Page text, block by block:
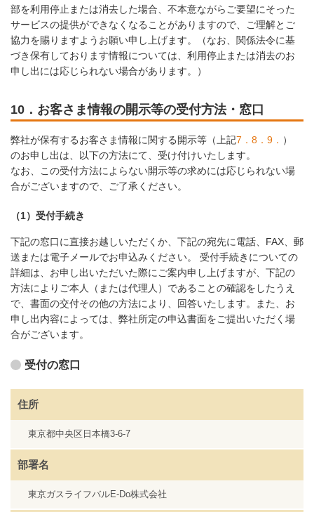
部を利用停止または消去した場合、不本意ながらご要望にそった
サービスの提供ができなくなることがありますので、ご理解とご
協力を賜りますようお願い申し上げます。（なお、関係法令に基
づき保有しております情報については、利用停止または消去のお
申し出には応じられない場合があります。）
10．お客さま情報の開示等の受付方法・窓口
弊社が保有するお客さま情報に関する開示等（上記7． 8． 9． ）
のお申し出は、以下の方法にて、受け付けいたします。
なお、この受付方法によらない開示等の求めには応じられない場
合がございますので、ご了承ください。
（1）受付手続き
下記の窓口に直接お越しいただくか、下記の宛先に電話、FAX、郵
送または電子メールでお申込みください。 受付手続きについての
詳細は、お申し出いただいた際にご案内申し上げますが、下記の
方法によりご本人（または代理人）であることの確認をしたうえ
で、書面の交付その他の方法により、回答いたします。また、お
申し出内容によっては、弊社所定の申込書面をご提出いただく場
合がございます。
受付の窓口
住所
東京都中央区日本橋3-6-7
部署名
東京ガスライフバルE-Do株式会社